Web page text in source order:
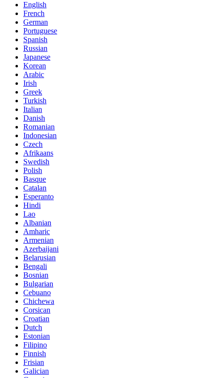
English
French
German
Portuguese
Spanish
Russian
Japanese
Korean
Arabic
Irish
Greek
Turkish
Italian
Danish
Romanian
Indonesian
Czech
Afrikaans
Swedish
Polish
Basque
Catalan
Esperanto
Hindi
Lao
Albanian
Amharic
Armenian
Azerbaijani
Belarusian
Bengali
Bosnian
Bulgarian
Cebuano
Chichewa
Corsican
Croatian
Dutch
Estonian
Filipino
Finnish
Frisian
Galician